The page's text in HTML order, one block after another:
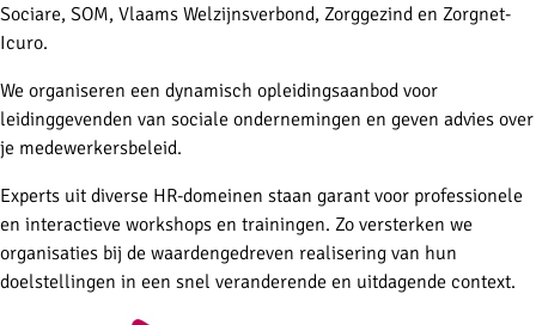
Sociare, SOM, Vlaams Welzijnsverbond, Zorggezind en Zorgnet-
Icuro.
We organiseren een dynamisch opleidingsaanbod voor
leidinggevenden van sociale ondernemingen en geven advies over
je medewerkersbeleid.
Experts uit diverse HR-domeinen staan garant voor professionele
en interactieve workshops en trainingen. Zo versterken we
organisaties bij de waardengedreven realisering van hun
doelstellingen in een snel veranderende en uitdagende context.